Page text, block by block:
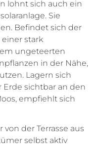
lohnt sich auch ein
Sie
Befindet sich der
stark
ungeteerten
in der Nähe,
Lagern sich
Erde sichtbar an den
empfiehlt sich
der Terrasse aus
selbst aktiv